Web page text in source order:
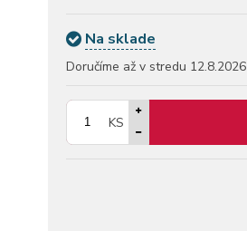
Na sklade
Doručíme až v stredu 12.8.2026
KS